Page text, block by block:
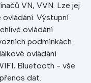
VN, VVN. Lze jej
Výstupní
ovládání
podmínkách.
ovládání
Bluetooth - vše
dat.